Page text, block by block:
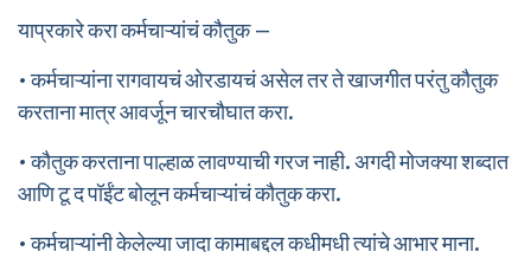
याप्रकारे करा कर्मचाऱ्यांचं कौतुक –
• कर्मचाऱ्यांना रागवायचं ओरडायचं असेल तर ते खाजगीत परंतु कौतुक
करताना मात्र आवर्जून चारचौघात करा.
• कौतुक करताना पाल्हाळ लावण्याची गरज नाही. अगदी मोजक्या शब्दात
आणि टू द पॉईंट बोलून कर्मचाऱ्यांचं कौतुक करा.
• कर्मचाऱ्यांनी केलेल्या जादा कामाबद्दल कधीमधी त्यांचे आभार माना.